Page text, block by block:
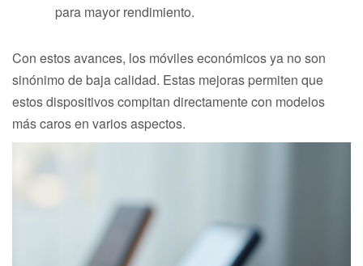
para mayor rendimiento.
Con estos avances, los móviles económicos ya no son
sinónimo de baja calidad. Estas mejoras permiten que
estos dispositivos compitan directamente con modelos
más caros en varios aspectos.